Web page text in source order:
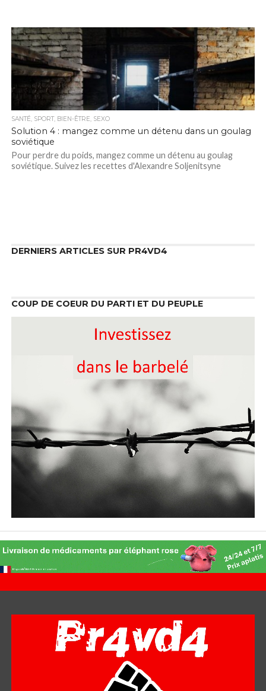
SANTÉ, SPORT, BIEN-ÊTRE, SEXO
Solution 4 : mangez comme un détenu dans un goulag
soviétique
Pour perdre du poids, mangez comme un détenu au goulag
soviétique. Suivez les recettes d'Alexandre Soljenitsyne
DERNIERS ARTICLES SUR PR4VD4
COUP DE COEUR DU PARTI ET DU PEUPLE